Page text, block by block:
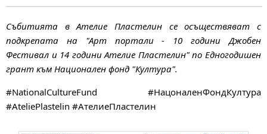
Събитията в Ателие Пластелин се осъществяват с
подкрепата на "Арт портали - 10 години Джобен
Фестивал и 14 години Ателие Пластелин" по Едногодишен
грант към Национален фонд "Култура".
#NationalCultureFund #НацоналенФондКултура
#AteliePlastelin #АтелиеПластелин